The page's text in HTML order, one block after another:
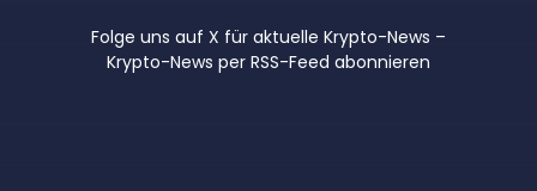
Folge uns auf X für aktuelle Krypto-News –
Krypto-News per RSS-Feed abonnieren